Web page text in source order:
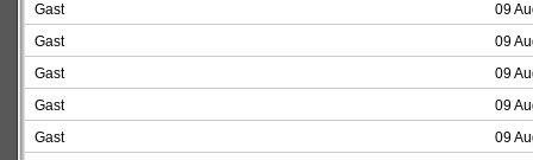
Gast
09
Gast
09
Gast
09
Gast
09
Gast
09